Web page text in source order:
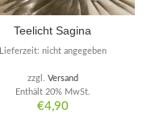
Teelicht Sagina
€4,90
Enthält 20% MwSt.
zzgl. Versand
Lieferzeit: nicht angegeben